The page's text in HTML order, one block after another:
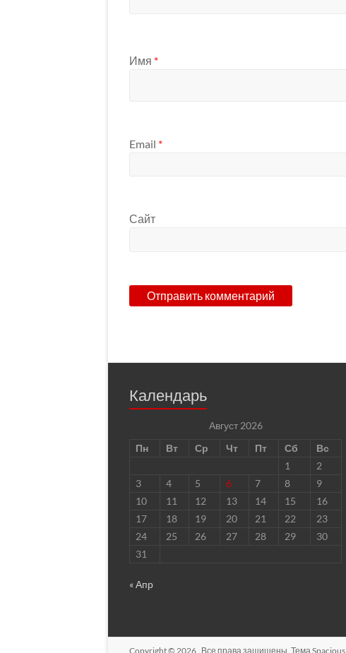
Имя *
Email *
Сайт
Календарь
Август 2026
Пн
Вт Ср Чт Пт Сб
Вс
1
2
3
4 5 6 7 8
9
10
11 12 13 14 15
16
17
18 19 20 21 22
23
24
25 26 27 28 29
30
31
« Апр
Copyright © 2026 . Все права защищены. Тема Spacious